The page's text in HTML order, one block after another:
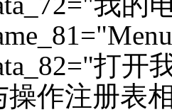
打开
作注册表相